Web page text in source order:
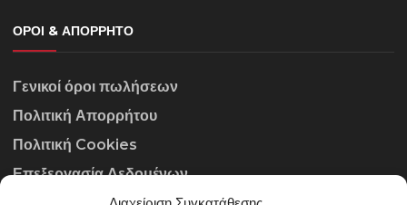
ΌΡΟΙ & ΑΠΌΡΡΗΤΟ
Γενικοί όροι πωλήσεων
Πολιτική Απορρήτου
Πολιτική Cookies
Επεξεργασία Δεδομένων